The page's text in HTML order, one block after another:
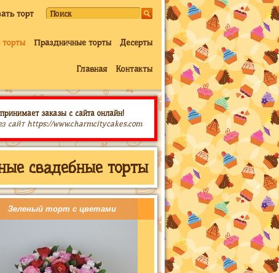
торт
торты Праздничные торты Десерты
Главная Контакты
заказы с сайта онлайн!
сайт https://www.charmcitycakes.com
свадебные торты
Зеленый торт с цветами